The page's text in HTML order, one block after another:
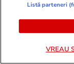
trebui să fie
Nicușor Dan
desemnze”
Listă parteneri
VREAU